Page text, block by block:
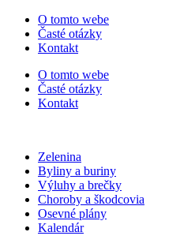
Preskočiť
obsah
O tomto webe
Časté otázky
Kontakt
O tomto webe
Časté otázky
Kontakt
Zelenina
Byliny a buriny
Výluhy a brečky
Choroby a škodcovia
Osevné plány
Kalendár